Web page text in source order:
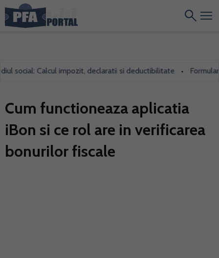
Calcul impozit, declaratii si deductibilitate • Formularul
Cum functioneaza aplicatia
iBon si ce rol are in verificarea
bonurilor fiscale